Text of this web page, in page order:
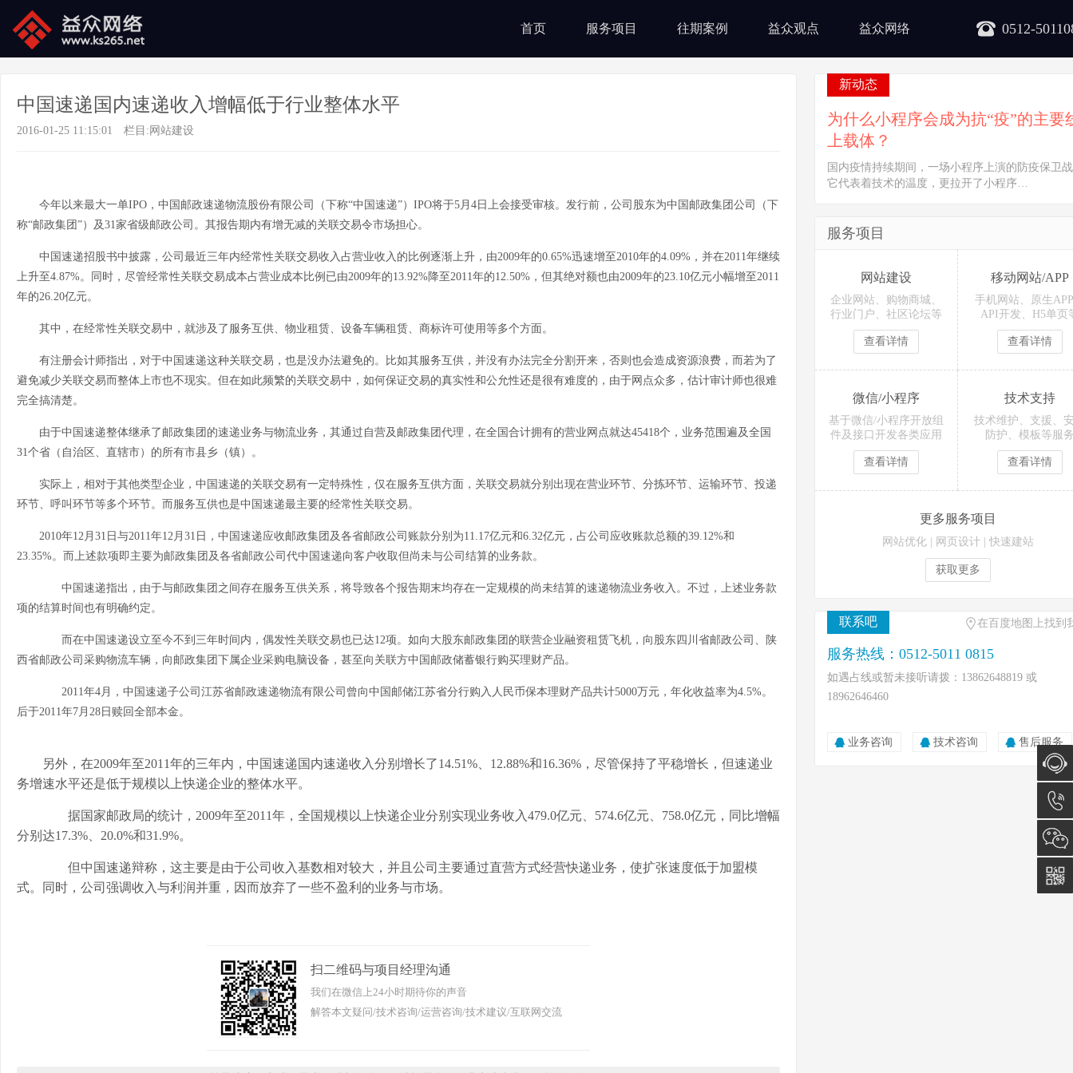
0512-
首页 服务项目 往期案例 益众观点 益众网络
中国速递国内速递收入增幅低于行业整体水平
2016-01-25 11:15:01 栏目: 网站建设
今年以来最大一单IPO，中国邮政速递物流股份有限公司（下称“中国速递”）IPO将于5月4日上会接受审核。发行前，公司股东为中国邮政集团公司（下
称“邮政集团”）及31家省级邮政公司。其报告期内有增无减的关联交易令市场担心。
中国速递招股书中披露，公司最近三年内经常性关联交易收入占营业收入的比例逐渐上升，由2009年的0.65%迅速增至2010年的4.09%，并在2011年继续
上升至4.87%。同时，尽管经常性关联交易成本占营业成本比例已由2009年的13.92%降至2011年的12.50%，但其绝对额也由2009年的23.10亿元小幅增至2011
年的26.20亿元。
其中，在经常性关联交易中，就涉及了服务互供、物业租赁、设备车辆租赁、商标许可使用等多个方面。
有注册会计师指出，对于中国速递这种关联交易，也是没办法避免的。比如其服务互供，并没有办法完全分割开来，否则也会造成资源浪费，而若为了
避免减少关联交易而整体上市也不现实。但在如此频繁的关联交易中，如何保证交易的真实性和公允性还是很有难度的，由于网点众多，估计审计师也很难
完全搞清楚。
由于中国速递整体继承了邮政集团的速递业务与物流业务，其通过自营及邮政集团代理，在全国合计拥有的营业网点就达45418个，业务范围遍及全国
31个省（自治区、直辖市）的所有市县乡（镇）。
实际上，相对于其他类型企业，中国速递的关联交易有一定特殊性，仅在服务互供方面，关联交易就分别出现在营业环节、分拣环节、运输环节、投递
环节、呼叫环节等多个环节。而服务互供也是中国速递最主要的经常性关联交易。
2010年12月31日与2011年12月31日，中国速递应收邮政集团及各省邮政公司账款分别为11.17亿元和6.32亿元，占公司应收账款总额的39.12%和
23.35%。而上述款项即主要为邮政集团及各省邮政公司代中国速递向客户收取但尚未与公司结算的业务款。
中国速递指出，由于与邮政集团之间存在服务互供关系，将导致各个报告期末均存在一定规模的尚未结算的速递物流业务收入。不过，上述业务款
项的结算时间也有明确约定。
而在中国速递设立至今不到三年时间内，偶发性关联交易也已达12项。如向大股东邮政集团的联营企业融资租赁飞机，向股东四川省邮政公司、陕
西省邮政公司采购物流车辆，向邮政集团下属企业采购电脑设备，甚至向关联方中国邮政储蓄银行购买理财产品。
2011年4月，中国速递子公司江苏省邮政速递物流有限公司曾向中国邮储江苏省分行购入人民币保本理财产品共计5000万元，年化收益率为4.5%。
后于2011年7月28日赎回全部本金。
另外，在2009年至2011年的三年内，中国速递国内速递收入分别增长了14.51%、12.88%和16.36%，尽管保持了平稳增长，但速递业
务增速水平还是低于规模以上快递企业的整体水平。
据国家邮政局的统计，2009年至2011年，全国规模以上快递企业分别实现业务收入479.0亿元、574.6亿元、758.0亿元，同比增幅
分别达17.3%、20.0%和31.9%。
但中国速递辩称，这主要是由于公司收入基数相对较大，并且公司主要通过直营方式经营快递业务，使扩张速度低于加盟模
式。同时，公司强调收入与利润并重，因而放弃了一些不盈利的业务与市场。
扫二维码与项目经理沟通
我们在微信上24小时期待你的声音
解答本文疑问/技术咨询/运营咨询/技术建议/互联网交流
新动态
为什么小程序会成为抗“疫”的主要
上载体？
国内疫情持续期间，一场小程序上演的防疫保卫
它代表着技术的温度，更拉开了小程序…
服务项目
网站建设
企业网站、购物商城、
行业门户、社区论坛等
查看详情
移动网站/APP
手机网站、原生
API开发、H5单页
查看详情
微信/小程序
基于微信/小程序开放组
件及接口开发各类应用
查看详情
技术支持
技术维护、支援、
防护、模板等服
查看详情
更多服务项目
网站优化 网页设计 快速建站
获取更多
联系吧 在百度地图上找到
服务热线：0512-5011 0815
如遇占线或暂未接听请拨：13862648819 或
18962646460
业务咨询 技术咨询 售后服务
在线咨
询
0512-
5011